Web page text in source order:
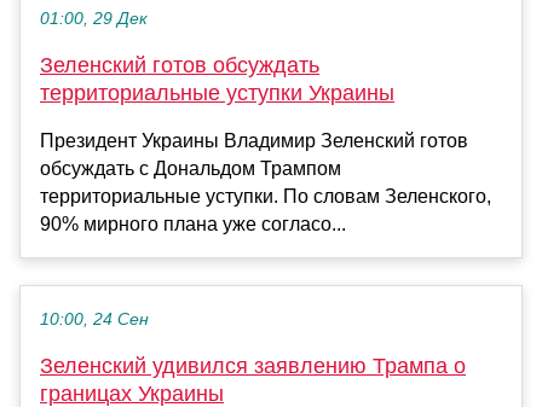
01:00, 29 Дек
Зеленский готов обсуждать
территориальные уступки Украины
Президент Украины Владимир Зеленский готов
обсуждать с Дональдом Трампом
территориальные уступки. По словам Зеленского,
90% мирного плана уже согласо...
10:00, 24 Сен
Зеленский удивился заявлению Трампа о
границах Украины